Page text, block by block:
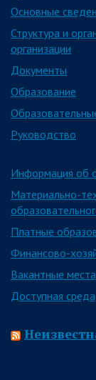
Основные
Структура и
организации
Документы
Образование
Руководство
Информация об
Материально-
Платные
Финансово-
Вакантные
Доступная среда